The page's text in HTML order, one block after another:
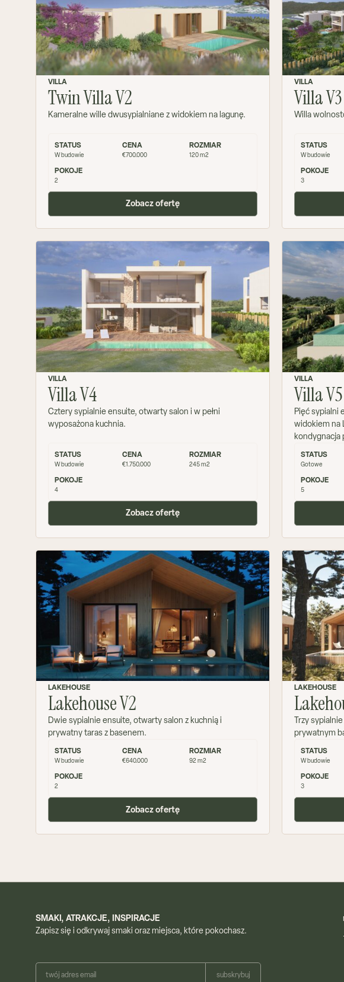
VILLA
Twin Villa V2
Kameralne wille dwusypialniane z widokiem na lagunę.
STATUS
W budowie
CENA
€700.000
ROZMIAR
120 m2
POKOJE
2
Zobacz ofertę
VILLA
Villa V3
Willa
STATUS
W budowie
POKOJE
3
VILLA
Villa V4
Cztery sypialnie ensuite, otwarty salon i w pełni
wyposażona kuchnia.
STATUS
W budowie
CENA
€1.750.000
ROZMIAR
245 m2
POKOJE
4
Zobacz ofertę
VILLA
Villa V5
Pięć sypialni
widokiem na
kondygnacja
STATUS
Gotowe
POKOJE
5
LAKEHOUSE
Lakehouse V2
Dwie sypialnie ensuite, otwarty salon z kuchnią i
prywatny taras z basenem.
STATUS
W budowie
CENA
€640.000
ROZMIAR
92 m2
POKOJE
2
Zobacz ofertę
LAKEHOUSE
Trzy
prywatnym
STATUS
W budowie
POKOJE
3
SMAKI, ATRAKCJE, INSPIRACJE
Zapisz się i odkrywaj smaki oraz miejsca, które pokochasz.